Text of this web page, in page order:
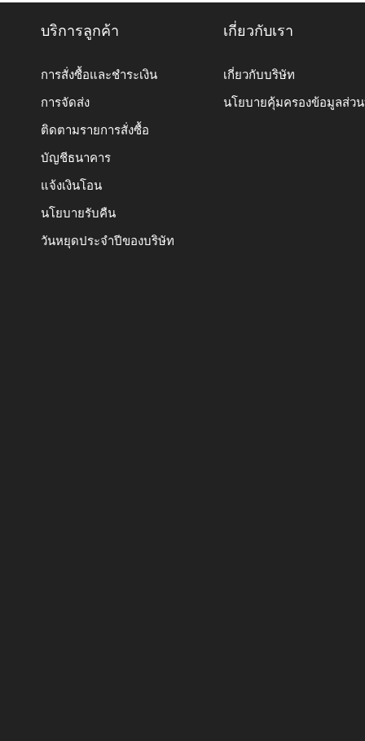
บริการลูกค้า
การสั่งซื้อและชำระเงิน
การจัดส่ง
ติดตามรายการสั่งซื้อ
บัญชีธนาคาร
แจ้งเงินโอน
นโยบายรับคืน
วันหยุดประจำปีของบริษัท
เกี่ยวกับเรา
เกี่ยวกับบริษัท
นโยบายคุ้มครองข้อมูลส่ว